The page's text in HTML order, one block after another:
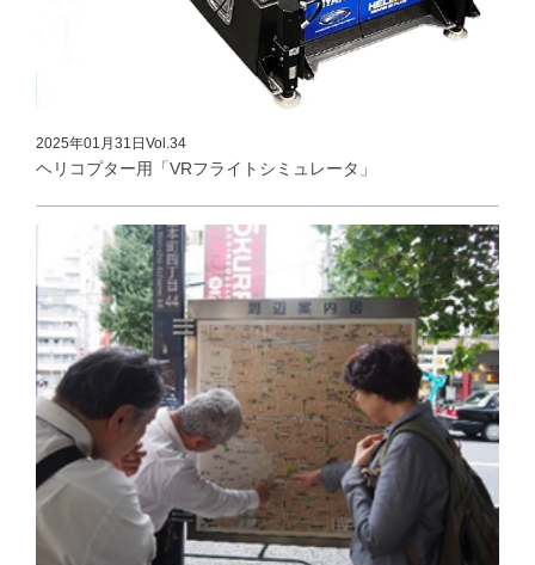
2025年01月31日 Vol.34
ヘリコプター用「VRフライトシミュレータ」